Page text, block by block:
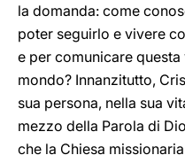
la domanda: come
poter seguirlo e vivere
e per comunicare
mondo? Innanzitutto,
sua persona, nella sua
mezzo della Parola di
che la Chiesa